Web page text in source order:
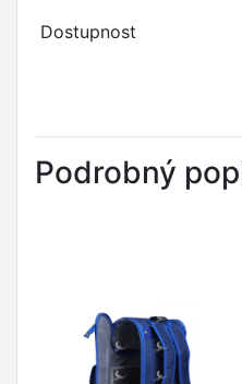
Dostupnost
Podrobný